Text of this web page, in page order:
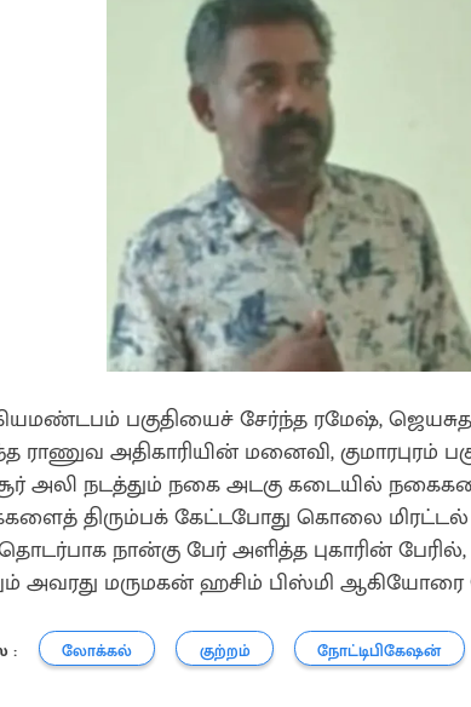
பகுதியைச் சேர்ந்த ரமேஷ், ஜெயசுதா
ராணுவ அதிகாரியின் மனைவி, குமாரபுரம்
அலி நடத்தும் நகை அடகு கடையில்
திரும்பக் கேட்டபோது கொலை மிரட்டல்
நான்கு பேர் அளித்த புகாரின்
அவரது மருமகன் ஹசிம் பிஸ்மி ஆகியோரை
: லோக்கல் குற்றம் நோட்டிபிகேஷன்